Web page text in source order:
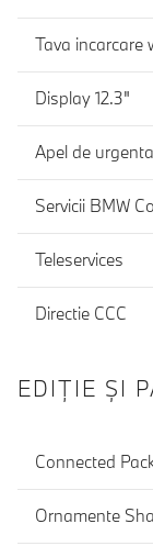
Tava incarcare
Display 12.3"
Apel de urgenta
Servicii BMW
Teleservices
Directie CCC
EDIŢIE ŞI
Connected
Ornamente